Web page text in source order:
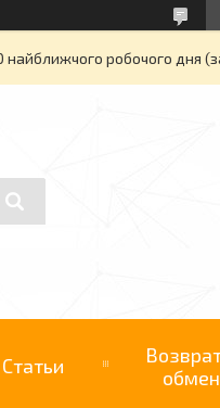
найближчого робочого дня
Статьи
обмен